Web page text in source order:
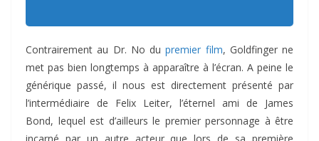
Contrairement au Dr. No dupremier film, Goldfinger ne
met pas bien longtemps à apparaître à l’écran. A peine le
générique passé, il nous est directement présenté par
l’intermédiaire de Felix Leiter, l’éternel ami de James
Bond, lequel est d’ailleurs le premier personnage à être